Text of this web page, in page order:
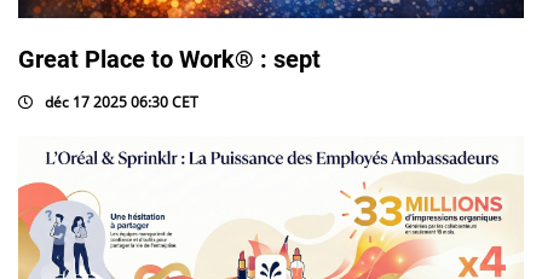
Great Place to Work® : sept
déc 17 2025 06:30 CET